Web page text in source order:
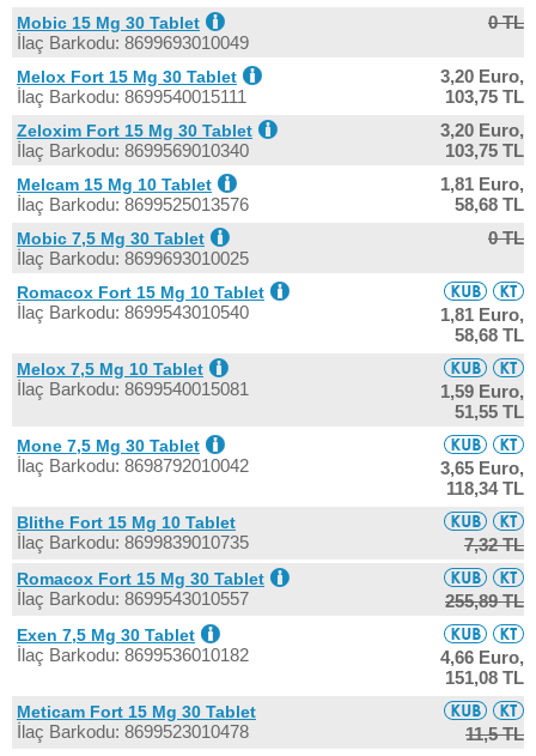
Mobic 15 Mg 30 Tablet
İlaç Barkodu: 8699693010049
0 TL
Melox Fort 15 Mg 30 Tablet
İlaç Barkodu: 8699540015111
3,20 Euro,
103,75 TL
Zeloxim Fort 15 Mg 30 Tablet
İlaç Barkodu: 8699569010340
3,20 Euro,
103,75 TL
Melcam 15 Mg 10 Tablet
İlaç Barkodu: 8699525013576
1,81 Euro,
58,68 TL
Mobic 7,5 Mg 30 Tablet
İlaç Barkodu: 8699693010025
0 TL
Romacox Fort 15 Mg 10 Tablet
İlaç Barkodu: 8699543010540
1,81 Euro,
58,68 TL
Melox 7,5 Mg 10 Tablet
İlaç Barkodu: 8699540015081
1,59 Euro,
51,55 TL
Mone 7,5 Mg 30 Tablet
İlaç Barkodu: 8698792010042
3,65 Euro,
118,34 TL
Blithe Fort 15 Mg 10 Tablet
İlaç Barkodu: 8699839010735 7,32 TL
Romacox Fort 15 Mg 30 Tablet
İlaç Barkodu: 8699543010557 255,89 TL
Exen 7,5 Mg 30 Tablet
İlaç Barkodu: 8699536010182
4,66 Euro,
151,08 TL
Meticam Fort 15 Mg 30 Tablet
İlaç Barkodu: 8699523010478 11,5 TL